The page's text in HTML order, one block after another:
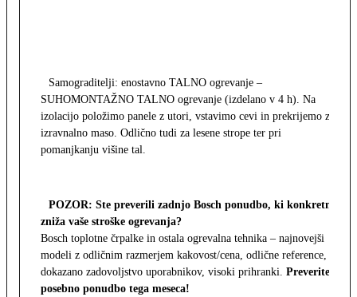
Samograditelji: enostavno TALNO ogrevanje –
SUHOMONTAŽNO TALNO ogrevanje (izdelano v 4 h). Na
izolacijo položimo panele z utori, vstavimo cevi in prekrijemo z
izravnalno maso. Odlično tudi za lesene strope ter pri
pomanjkanju višine tal.
POZOR: Ste preverili zadnjo Bosch ponudbo, ki konkretno
zniža vaše stroške ogrevanja?
Bosch toplotne črpalke in ostala ogrevalna tehnika – najnovejši
modeli z odličnim razmerjem kakovost/cena, odlične reference,
dokazano zadovoljstvo uporabnikov, visoki prihranki. Preverite
posebno ponudbo tega meseca!